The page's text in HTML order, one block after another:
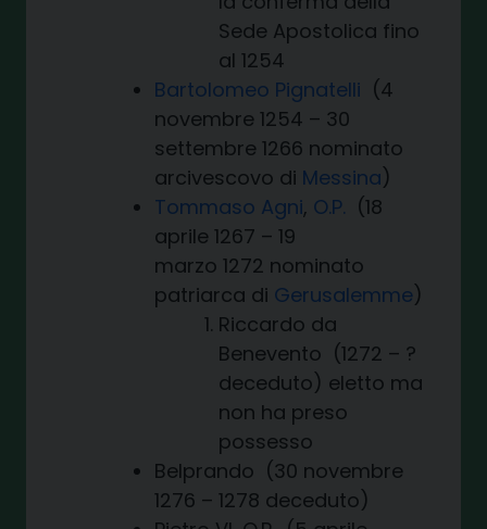
Sede Apostolica fino
al 1254
Bartolomeo Pignatelli (4
novembre 1254 – 30
settembre 1266 nominato
arcivescovo di Messina)
Tommaso Agni, O.P. (18
aprile 1267 – 19
marzo 1272 nominato
patriarca di Gerusalemme)
Riccardo da
Benevento (1272 – ?
deceduto) eletto ma
non ha preso
possesso
Belprando (30 novembre
1276 – 1278 deceduto)